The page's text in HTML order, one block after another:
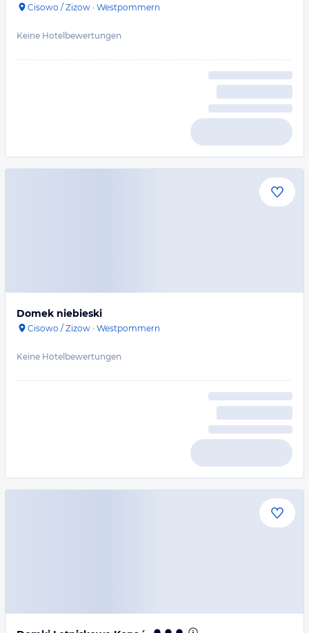
Cisowo / Zizow · Westpommern
Keine Hotelbewertungen
Domek niebieski
Cisowo / Zizow · Westpommern
Keine Hotelbewertungen